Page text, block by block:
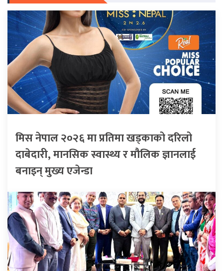
मिस नेपाल २०२६ मा प्रतिमा खड्काको दरिलो
दाबेदारी, मानसिक स्वास्थ्य र मौलिक ज्ञानलाई
बनाइन् मुख्य एजेन्डा